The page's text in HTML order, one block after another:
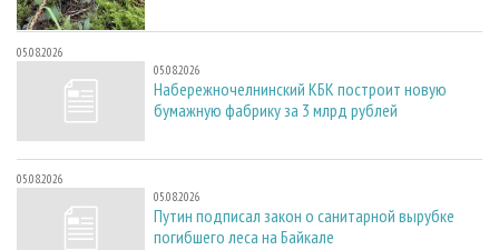
05.08.2026
05.08.2026
Набережночелнинский КБК построит новую
бумажную фабрику за 3 млрд рублей
05.08.2026
05.08.2026
Путин подписал закон о санитарной вырубке
погибшего леса на Байкале